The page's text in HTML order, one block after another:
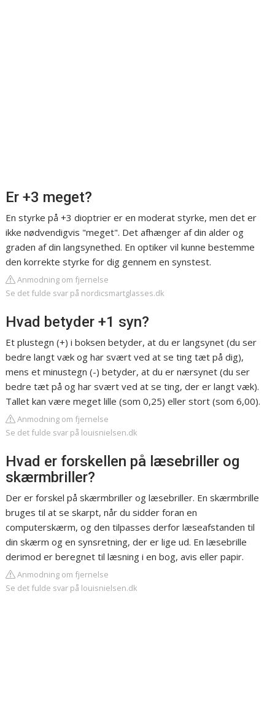
Er +3 meget?
En styrke på +3 dioptrier er en moderat styrke, men det er
ikke nødvendigvis "meget". Det afhænger af din alder og
graden af din langsynethed. En optiker vil kunne bestemme
den korrekte styrke for dig gennem en synstest.
Anmodning om fjernelse
Se det fulde svar på nordicsmartglasses.dk
Hvad betyder +1 syn?
Et plustegn (+) i boksen betyder, at du er langsynet (du ser
bedre langt væk og har svært ved at se ting tæt på dig),
mens et minustegn (-) betyder, at du er nærsynet (du ser
bedre tæt på og har svært ved at se ting, der er langt væk).
Tallet kan være meget lille (som 0,25) eller stort (som 6,00).
Anmodning om fjernelse
Se det fulde svar på louisnielsen.dk
Hvad er forskellen på læsebriller og
skærmbriller?
Der er forskel på skærmbriller og læsebriller. En skærmbrille
bruges til at se skarpt, når du sidder foran en
computerskærm, og den tilpasses derfor læseafstanden til
din skærm og en synsretning, der er lige ud. En læsebrille
derimod er beregnet til læsning i en bog, avis eller papir.
Anmodning om fjernelse
Se det fulde svar på louisnielsen.dk